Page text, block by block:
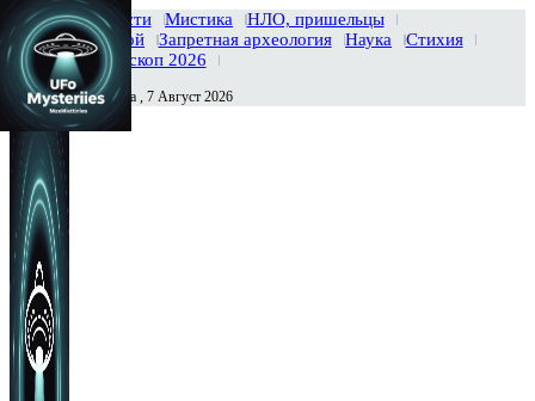
Главная Новости Мистика
НЛО, пришельцы
Тайны вселенной
Запретная археология Наука
Стихия
История
Гороскоп 2026
Сегодня Пятница , 7 Август 2026